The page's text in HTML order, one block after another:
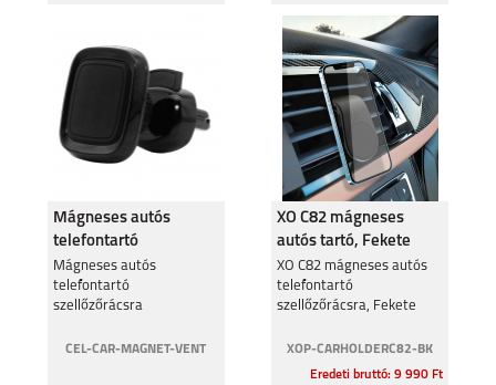
SAMSUNG GALAXY
A27
SAMSUNG GALAXY
A37
SAMSUNG GALAXY
SAMSUNG GALAXY
Mágneses autós
telefontartó
szellőzőrácsra
Mágneses autós
telefontartó
szellőzőrácsra
CEL-CAR-MAGNET-VENT
XO C82 mágneses
autós tartó, Fekete
XO C82 mágneses autós
telefontartó
szellőzőrácsra, Fekete
XOP-CARHOLDERC82-BK
Eredeti bruttó: 9 990 Ft